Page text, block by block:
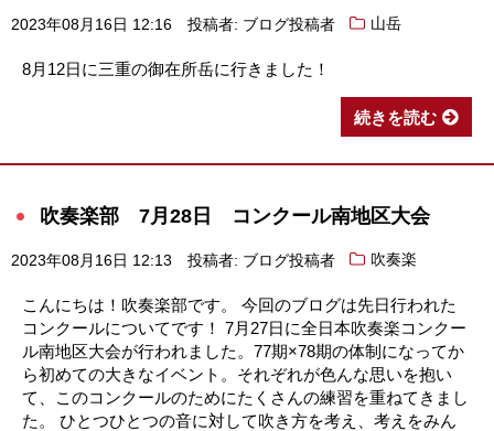
2023年08月16日 12:16 投稿者: ブログ投稿者 山岳
8月12日に三重の御在所岳に行きました！
続きを読む
吹奏楽部 7月28日 コンクール南地区大会
2023年08月16日 12:13 投稿者: ブログ投稿者 吹奏楽
こんにちは！吹奏楽部です。 今回のブログは先日行われた
コンクールについてです！ 7月27日に全日本吹奏楽コンクー
ル南地区大会が行われました。77期×78期の体制になってか
ら初めての大きなイベント。それぞれが色んな思いを抱い
て、このコンクールのためにたくさんの練習を重ねてきまし
た。 ひとつひとつの音に対して吹き方を考え、考えをみん